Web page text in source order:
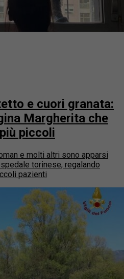
e cuori granata:
Margherita che
piccoli
e molti altri sono apparsi
torinese, regalando
pazienti